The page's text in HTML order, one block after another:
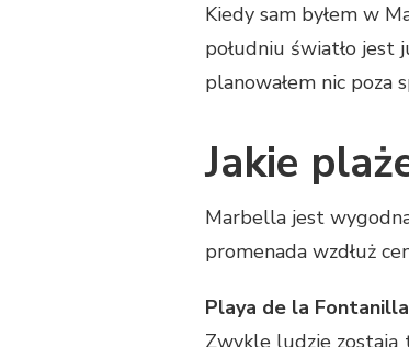
Kiedy sam byłem w
południu światło jest
planowałem nic poza
Jakie
Marbella jest
promenada wzdłuż
Playa de la Fontanilla
Zwykle ludzie zostają